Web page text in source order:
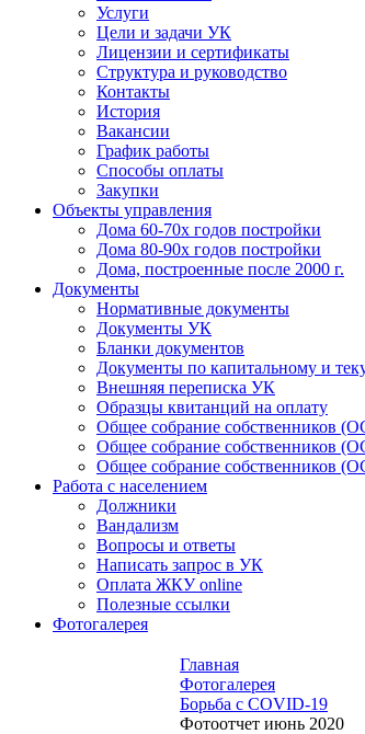
Услуги
Цели и задачи УК
Лицензии и сертификаты
Структура и руководство
Контакты
История
Вакансии
График работы
Способы оплаты
Закупки
Объекты управления
Дома 60-70х годов постройки
Дома 80-90х годов постройки
Дома, построенные после 2000 г.
Документы
Нормативные документы
Документы УК
Бланки документов
Документы по капитальному и
Внешняя переписка УК
Образцы квитанций на оплату
Общее собрание собственников
Общее собрание собственников
Общее собрание собственников
Работа с населением
Должники
Вандализм
Вопросы и ответы
Написать запрос в УК
Оплата ЖКУ online
Полезные ссылки
Фотогалерея
Главная
Фотогалерея
Борьба с COVID-19
Фотоотчет июнь 2020